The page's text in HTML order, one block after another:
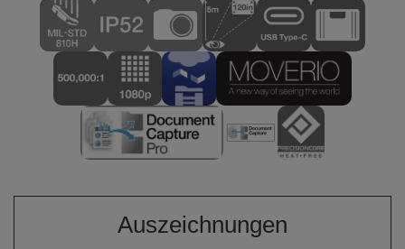
Auszeichnungen